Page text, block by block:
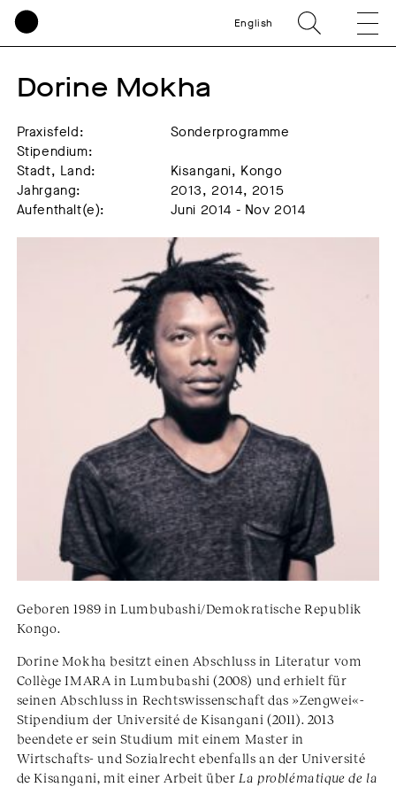
English
Dorine Mokha
Praxisfeld:
Sonderprogramme
Stipendium:
Stadt, Land:
Kisangani, Kongo
Jahrgang:
2013, 2014, 2015
Aufenthalt(e):
Juni 2014 - Nov 2014
Geboren 1989 in Lumbubashi/Demokratische Republik
Kongo.
Dorine Mokha besitzt einen Abschluss in Literatur vom
Collège IMARA in Lumbubashi (2008) und erhielt für
seinen Abschluss in Rechtswissenschaft das »Zengwei«-
Stipendium der Université de Kisangani (2011). 2013
beendete er sein Studium mit einem Master in
Wirtschafts- und Sozialrecht ebenfalls an der Université
de Kisangani, mit einer Arbeit über La problématique de la